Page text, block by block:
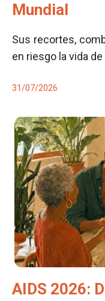
Mundial
Sus recortes,
en riesgo la vida
31/07/2026
AIDS 2026: